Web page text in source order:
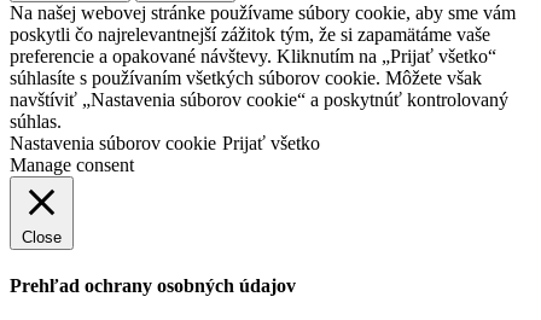
Na našej webovej stránke používame súbory cookie, aby sme vám
poskytli čo najrelevantnejší zážitok tým, že si zapamätáme vaše
preferencie a opakované návštevy. Kliknutím na „Prijať všetko“
súhlasíte s používaním všetkých súborov cookie. Môžete však
navštíviť „Nastavenia súborov cookie“ a poskytnúť kontrolovaný
súhlas.
Nastavenia súborov cookie Prijať všetko
Manage consent
Close
Prehľad ochrany osobných údajov